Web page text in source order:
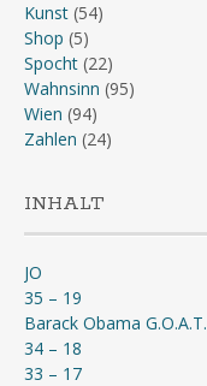
Kunst (54)
Shop (5)
Spocht (22)
Wahnsinn (95)
Wien (94)
Zahlen (24)
INHALT
JO
35 – 19
Barack Obama G.O.A.T.
34 – 18
33 – 17